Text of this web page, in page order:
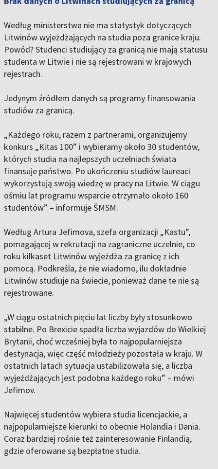
Według ministerstwa nie ma statystyk dotyczących
Litwinów wyjeżdżających na studia poza granice kraju.
Powód? Studenci studiujący za granicą nie mają statusu
studenta w Litwie i nie są rejestrowani w krajowych
rejestrach.
Jedynym źródłem danych są programy finansowania
studiów za granicą.
„Każdego roku, razem z partnerami, organizujemy
konkurs „Kitas 100” i wybieramy około 30 studentów,
których studia na najlepszych uczelniach świata
finansuje państwo. Po ukończeniu studiów laureaci
wykorzystują swoją wiedzę w pracy na Litwie. W ciągu
ośmiu lat programu wsparcie otrzymało około 160
studentów” – informuje ŠMSM.
Według Artura Jefimova, szefa organizacji „Kastu”,
pomagającej w rekrutacji na zagraniczne uczelnie, co
roku kilkaset Litwinów wyjeżdża za granicę z ich
pomocą. Podkreśla, że nie wiadomo, ilu dokładnie
Litwinów studiuje na świecie, ponieważ dane te nie są
rejestrowane.
„W ciągu ostatnich pięciu lat liczby były stosunkowo
stabilne. Po Brexicie spadła liczba wyjazdów do Wielkiej
Brytanii, choć wcześniej była to najpopularniejsza
destynacja, więc część młodzieży pozostała w kraju. W
ostatnich latach sytuacja ustabilizowała się, a liczba
wyjeżdżających jest podobna każdego roku” – mówi
Jefimov.
Najwięcej studentów wybiera studia licencjackie, a
najpopularniejsze kierunki to obecnie Holandia i Dania.
Coraz bardziej rośnie też zainteresowanie Finlandią,
gdzie oferowane są bezpłatne studia.